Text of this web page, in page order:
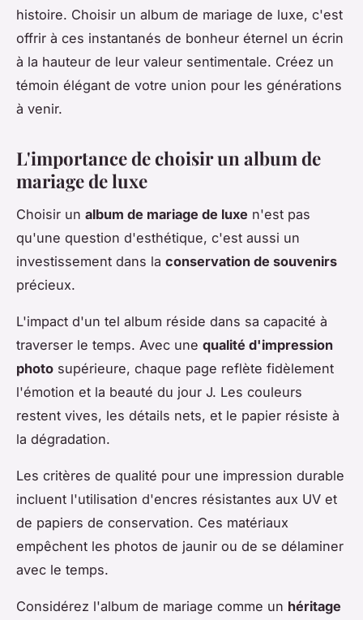
histoire. Choisir un album de mariage de luxe, c'est
offrir à ces instantanés de bonheur éternel un écrin
à la hauteur de leur valeur sentimentale. Créez un
témoin élégant de votre union pour les générations
à venir.
L'importance de choisir un album de
mariage de luxe
Choisir un album de mariage de luxe n'est pas
qu'une question d'esthétique, c'est aussi un
investissement dans la conservation de souvenirs
précieux.
L'impact d'un tel album réside dans sa capacité à
traverser le temps. Avec une qualité d'impression
photo supérieure, chaque page reflète fidèlement
l'émotion et la beauté du jour J. Les couleurs
restent vives, les détails nets, et le papier résiste à
la dégradation.
Les critères de qualité pour une impression durable
incluent l'utilisation d'encres résistantes aux UV et
de papiers de conservation. Ces matériaux
empêchent les photos de jaunir ou de se délaminer
avec le temps.
Considérez l'album de mariage comme un héritage